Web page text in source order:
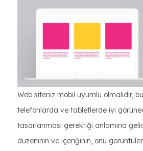
Web siteniz mobil uyumlu olmalıdır, bu
telefonlarda ve tabletlerde iyi
tasarlanması gerektiği anlamına
düzeninin ve içeriğinin, onu